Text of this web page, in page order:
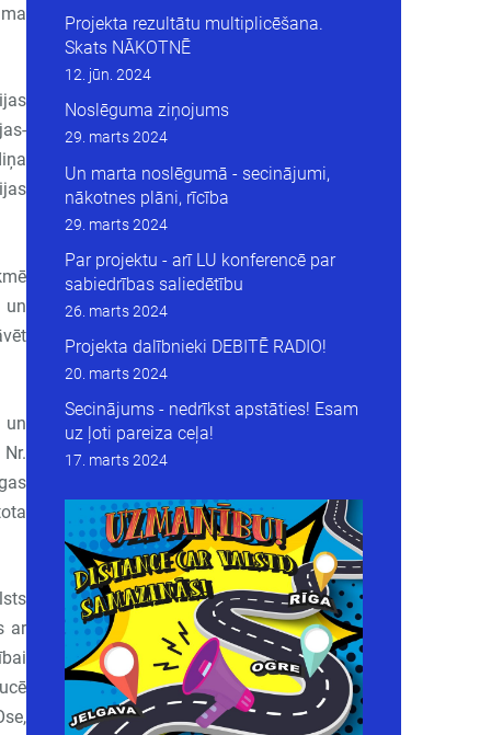
Projekta rezultātu multiplicēšana.
Skats NĀKOTNĒ
12. jūn. 2024
Noslēguma ziņojums
29. marts 2024
Un marta noslēgumā - secinājumi,
nākotnes plāni, rīcība
29. marts 2024
Par projektu - arī LU konferencē par
sabiedrības saliedētību
26. marts 2024
Projekta dalībnieki DEBITĒ RADIO!
20. marts 2024
Secinājums - nedrīkst apstāties! Esam
uz ļoti pareiza ceļa!
17. marts 2024
un
un
ar